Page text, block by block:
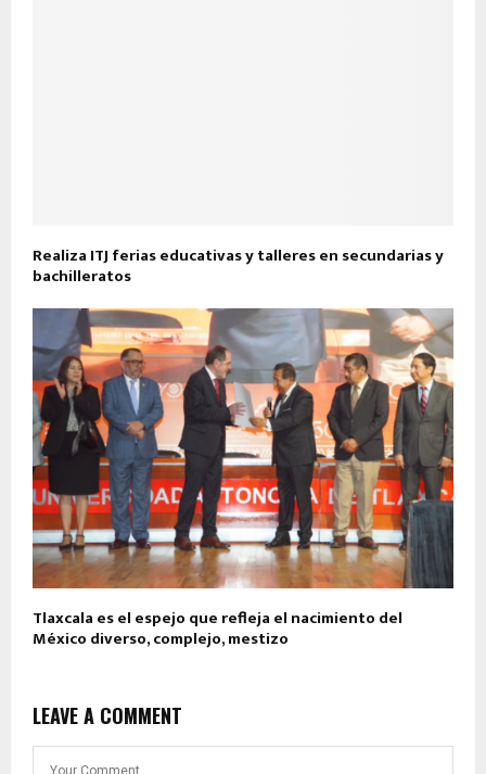
Realiza ITJ ferias educativas y talleres en secundarias y
bachilleratos
Tlaxcala es el espejo que refleja el nacimiento del
México diverso, complejo, mestizo
LEAVE A COMMENT